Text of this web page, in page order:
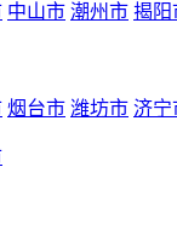
中山市 潮州市 揭阳
烟台市 潍坊市 济宁